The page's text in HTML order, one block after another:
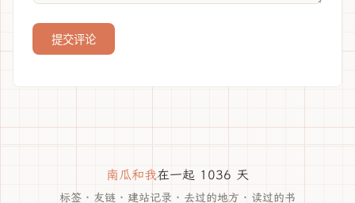
提交评论
南瓜和我在一起 1036 天
标签 · 友链 · 建站记录 · 去过的地方 · 读过的书